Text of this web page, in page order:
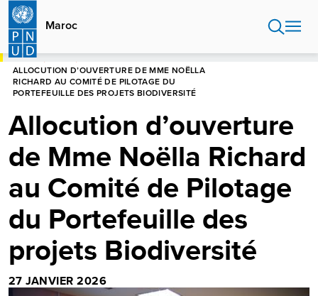
Aller
contenu
principal
Maroc
HOME
ALLOCUTION D’OUVERTURE DE MME NOËLLA
RICHARD AU COMITÉ DE PILOTAGE DU
PORTEFEUILLE DES PROJETS BIODIVERSITÉ
Allocution d’ouverture
de Mme Noëlla Richard
au Comité de Pilotage
du Portefeuille des
projets Biodiversité
27 JANVIER 2026